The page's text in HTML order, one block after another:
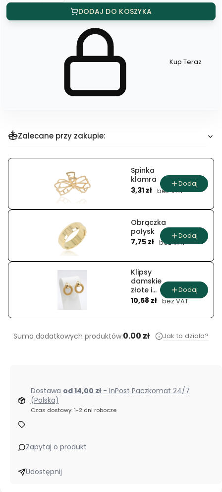
DODAJ DO KOSZYKA
Szybki
produktu
Naszyjnik
celebrytka
Kup Teraz
Zalecane przy zakupie:
Spinka
klamra
Cena
3,31 zł bez VAT
Dodaj
Obrączka
połysk
Cena
7,75 zł bez VAT
Dodaj
Klipsy
damskie
złote i
srebrne
koła
Cena
10,58 zł bez VAT
Dodaj
Suma dodatkowych produktów:0.00 zł Jak to dziala?
Dostawa od 14,00 zł - InPost Paczkomat 24/7
(Polska)
Czas dostawy: 1-2 dni robocze
Zapytaj o produkt
Udostępnij